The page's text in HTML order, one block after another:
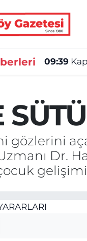
09:39
gözlerini
Dr.
ve Fikstür